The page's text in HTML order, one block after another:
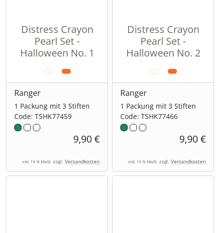
Distress Crayon
Pearl Set -
Halloween No. 1
Ranger
1 Packung mit 3 Stiften
Code: TSHK77459
9,90 €
inkl. 19 % MwSt. zzgl. Versandkosten
Distress Crayon
Pearl Set -
Halloween No. 2
Ranger
1 Packung mit 3 Stiften
Code: TSHK77466
9,90 €
inkl. 19 % MwSt. zzgl. Versandkosten